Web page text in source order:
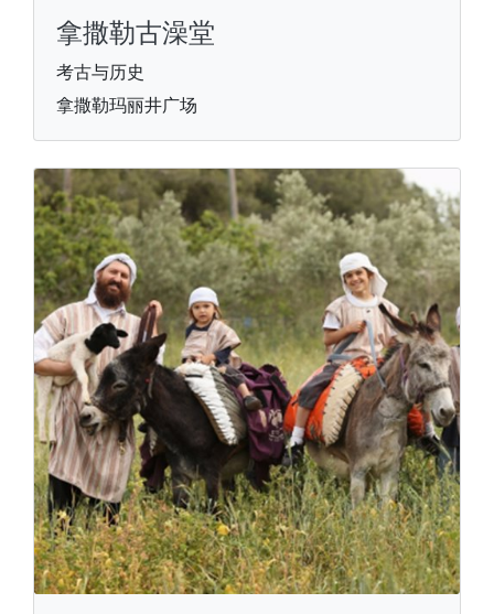
拿撒勒古澡堂
考古与历史
拿撒勒玛丽井广场